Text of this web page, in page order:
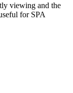
viewing and the
for SPA